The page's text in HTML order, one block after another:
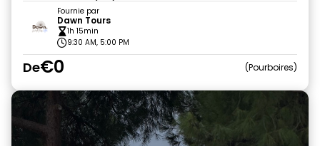
Fournie par
Dawn Tours
1h 15min
9:30 AM, 5:00 PM
De€0 Pourboires